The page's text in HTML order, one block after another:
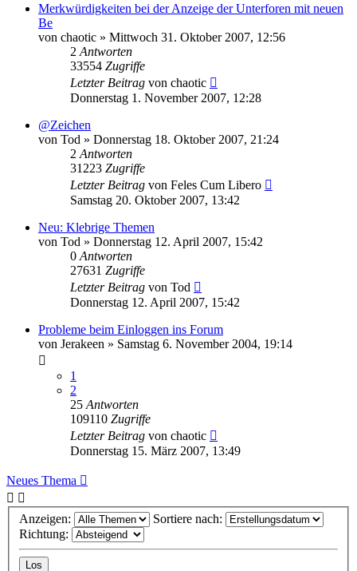
Merkwürdigkeiten bei der Anzeige der Unterforen mit neuen
Be
von chaotic » Mittwoch 31. Oktober 2007, 12:56
2 Antworten
33554 Zugriffe
Letzter Beitrag von chaotic
Donnerstag 1. November 2007, 12:28
@Zeichen
von Tod » Donnerstag 18. Oktober 2007, 21:24
2 Antworten
31223 Zugriffe
Letzter Beitrag von Feles Cum Libero
Samstag 20. Oktober 2007, 13:42
Neu: Klebrige Themen
von Tod » Donnerstag 12. April 2007, 15:42
0 Antworten
27631 Zugriffe
Letzter Beitrag von Tod
Donnerstag 12. April 2007, 15:42
Probleme beim Einloggen ins Forum
von Jerakeen » Samstag 6. November 2004, 19:14
1
2
25 Antworten
109110 Zugriffe
Letzter Beitrag von chaotic
Donnerstag 15. März 2007, 13:49
Neues Thema
Anzeigen:
Sortiere nach:
Richtung: